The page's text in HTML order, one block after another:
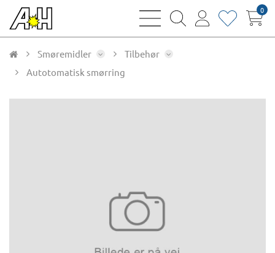
bars
magnifying
user
heart0
Smøremidler
Tilbehør
Autotomatisk smørring